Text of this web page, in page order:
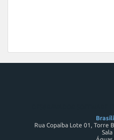
Rua Copaíba Lote 01, Torre